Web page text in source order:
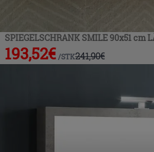
SPIEGELSCHRANK SMILE 90x51 cm
193,52€ /STK241,90€